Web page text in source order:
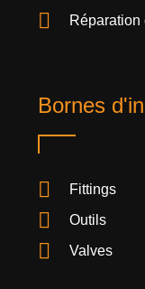
Bornes
Fittings
Outils
Valves